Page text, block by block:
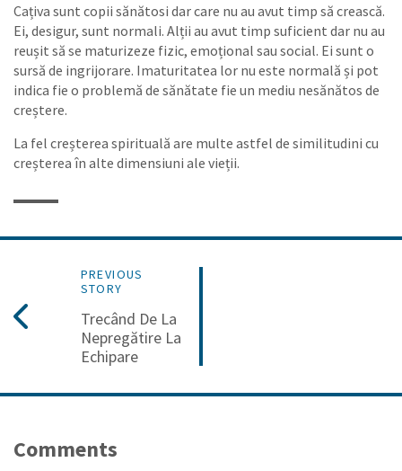
Cațiva sunt copii sănătosi dar care nu au avut timp să crească.
Ei, desigur, sunt normali. Alții au avut timp suficient dar nu au
reușit să se maturizeze fizic, emoțional sau social. Ei sunt o
sursă de ingrijorare. Imaturitatea lor nu este normală și pot
indica fie o problemă de sănătate fie un mediu nesănătos de
creștere.
La fel creșterea spirituală are multe astfel de similitudini cu
creșterea în alte dimensiuni ale vieții.
PREVIOUS
STORY
Trecând De La
Nepregătire La
Echipare
Comments